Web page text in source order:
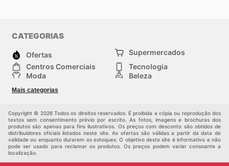
CATEGORIAS
Ofertas
Supermercados
Centros Comerciais
Tecnologia
Moda
Beleza
Construção e jardinagem
Mais categorias
Copyright © 2026 Todos os direitos reservados. É proibida a cópia ou reprodução dos
textos sem consentimento prévio por escrito. As fotos, imagens e brochuras dos
produtos são apenas para fins ilustrativos. Os preços com desconto são obtidos de
distribuidores oficiais listados neste site. As ofertas são válidas a partir da data de
validade ou enquanto durarem os estoques. O objetivo deste site é informativo e não
pode ser usado para reclamar os produtos. Os preços podem variar consoante a
localização.